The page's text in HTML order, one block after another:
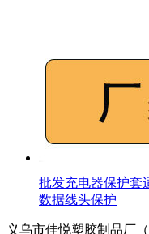
批发充电器保护套
数据线头保护
义乌市佳悦塑胶制品厂